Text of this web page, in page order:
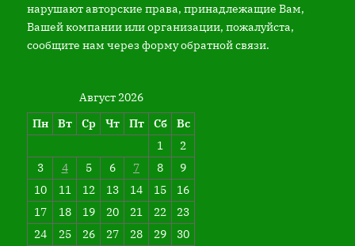
нарушают авторские права, принадлежащие Вам,
Вашей компании или организации, пожалуйста,
сообщите нам через форму обратной связи.
Август 2026
Пн
Вт Ср Чт Пт Сб
Вс
1
2
3
4 5 6 7 8
9
10
11 12 13 14 15
16
17
18 19 20 21 22
23
24
25 26 27 28 29 30